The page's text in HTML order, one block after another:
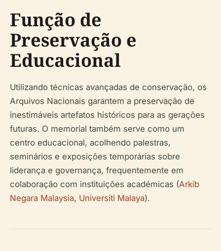
Função de
Preservação e
Educacional
Utilizando técnicas avançadas de conservação, os
Arquivos Nacionais garantem a preservação de
inestimáveis artefatos históricos para as gerações
futuras. O memorial também serve como um
centro educacional, acolhendo palestras,
seminários e exposições temporárias sobre
liderança e governança, frequentemente em
colaboração com instituições académicas (Arkib
Negara Malaysia, Universiti Malaya).